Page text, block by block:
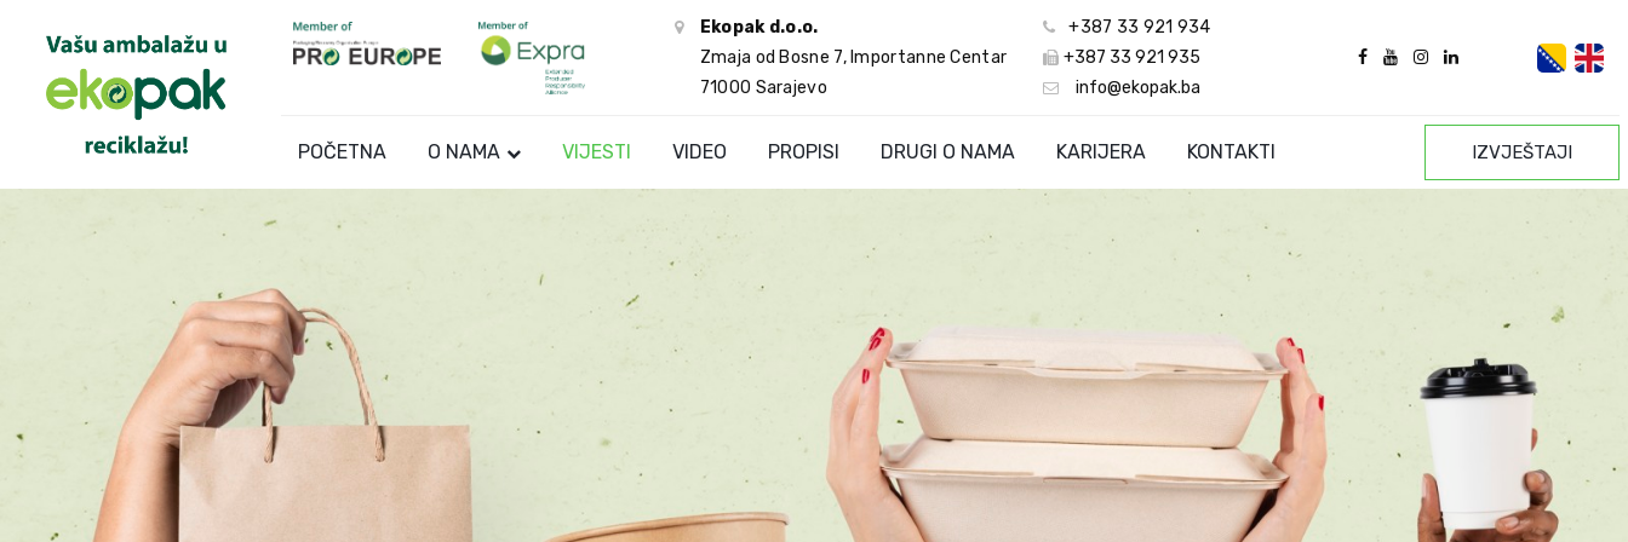
Ekopak d.o.o.
Zmaja od Bosne 7, Importanne Centar
71000 Sarajevo
+387 33 921 934
+387 33 921 935
info@ekopak.ba
POČETNA O NAMA VIJESTI VIDEO PROPISI DRUGI O NAMA KARIJERA KONTAKTI IZVJEŠTAJI